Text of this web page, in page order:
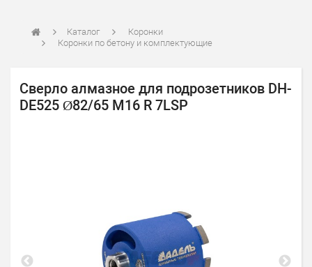
Каталог
Коронки
Коронки по бетону и комплектующие
Сверло алмазное для подрозетников DH-
DE525 Ø82/65 M16 R 7LSP